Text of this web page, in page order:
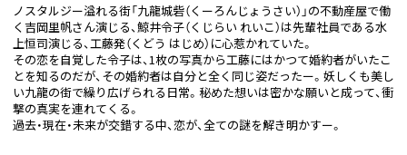
ノスタルジー溢れる街「九龍城砦（くーろんじょうさい）」の不動産屋で働
く吉岡里帆さん演じる、鯨井令子（くじらい れいこ）は先輩社員である水
上恒司演じる、工藤発（くどう はじめ）に心惹かれていた。
その恋を自覚した令子は、1枚の写真から工藤にはかつて婚約者がいたこ
とを知るのだが、その婚約者は自分と全く同じ姿だったー。妖しくも美し
い九龍の街で繰り広げられる日常。秘めた想いは密かな願いと成って、衝
撃の真実を連れてくる。
過去・現在・未来が交錯する中、恋が、全ての謎を解き明かすー。